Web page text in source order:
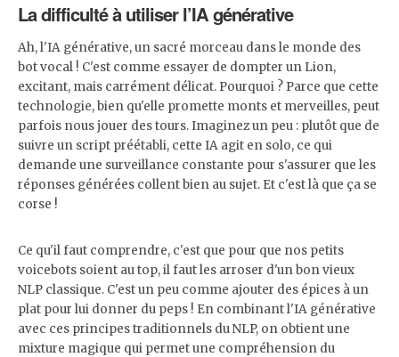
La difficulté à utiliser l’IA générative
Ah, l'IA générative, un sacré morceau dans le monde des
bot vocal ! C'est comme essayer de dompter un Lion,
excitant, mais carrément délicat. Pourquoi ? Parce que cette
technologie, bien qu'elle promette monts et merveilles, peut
parfois nous jouer des tours. Imaginez un peu : plutôt que de
suivre un script préétabli, cette IA agit en solo, ce qui
demande une surveillance constante pour s'assurer que les
réponses générées collent bien au sujet. Et c'est là que ça se
corse !
Ce qu'il faut comprendre, c'est que pour que nos petits
voicebots soient au top, il faut les arroser d'un bon vieux
NLP classique. C'est un peu comme ajouter des épices à un
plat pour lui donner du peps ! En combinant l'IA générative
avec ces principes traditionnels du NLP, on obtient une
mixture magique qui permet une compréhension du